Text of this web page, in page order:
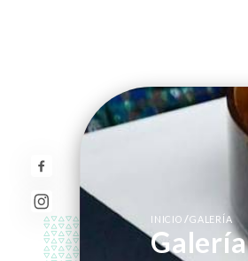
INICIO/GALERÍA
Galería